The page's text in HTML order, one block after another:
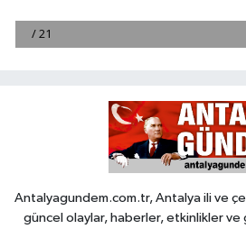
Antalyagundem.com.tr, Antalya ili ve
güncel olaylar, haberler, etkinlikler ve